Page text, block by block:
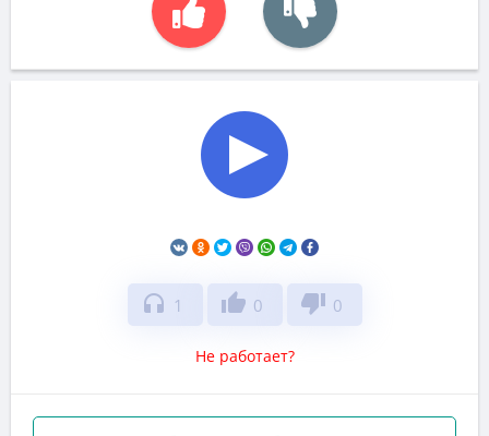
headphones 1 thumb_up 0 thumb_down 0
Не работает?